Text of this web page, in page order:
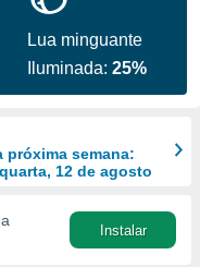
Lua minguante
Iluminada:25%
próxima semana:
12 de agosto
Instalar